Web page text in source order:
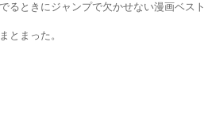
るときにジャンプで欠かせない漫画ベス
とまった。